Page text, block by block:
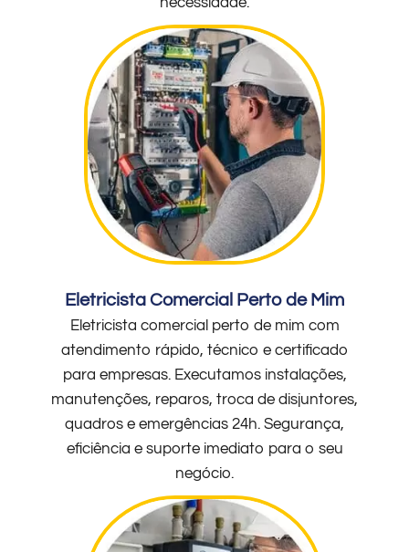
Eletricista Comercial Perto de Mim
Eletricista comercial perto de mim com
atendimento rápido, técnico e certificado
para empresas. Executamos instalações,
manutenções, reparos, troca de disjuntores,
quadros e emergências 24h. Segurança,
eficiência e suporte imediato para o seu
negócio.